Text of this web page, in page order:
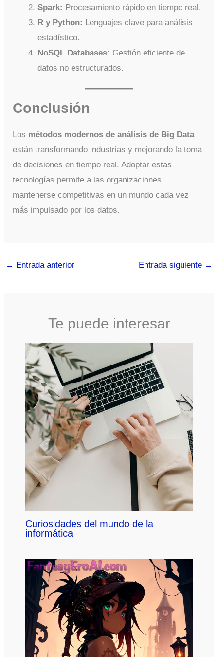
Spark: Procesamiento rápido en tiempo real.
R y Python: Lenguajes clave para análisis
estadístico.
NoSQL Databases: Gestión eficiente de
datos no estructurados.
Conclusión
Los métodos modernos de análisis de Big Data
están transformando industrias y mejorando la toma
de decisiones en tiempo real. Adoptar estas
tecnologías permite a las organizaciones
mantenerse competitivas en un mundo cada vez
más impulsado por los datos.
← Entrada anterior Entrada siguiente →
Te puede interesar
Curiosidades del mundo de la
informática